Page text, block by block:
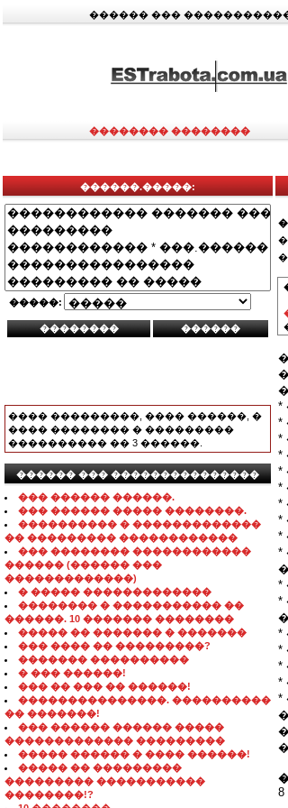
������ ���
�������� ��������
������.�����:
�����:
���� ���������, ���� ������, �
���� �������� � ���������
���������� �� 3 ������.
������ ��� ���������������
��� ������ ������.
��� ������ ����� ��������.
���������� � �������������
�� ��������� ������������
��� �������� ������������
������ (������ ���
�������������)
� ����� �������������
�������� � ����������� ��
������. 10 ������� ��������
����� �� ������� � �������
��� ���� �� ���������?
������� ����������
� ��� ������!
��� �� ��� �� ������!
���������������. ����������
�� �������!
��� ������ ������ �����
������������� ���������
����� ������ � ���� ������!
����� �� ���������
��������� �����������
��������!?
*
*
*
*
*
*
*
*
*
*
*
*
*
*
8